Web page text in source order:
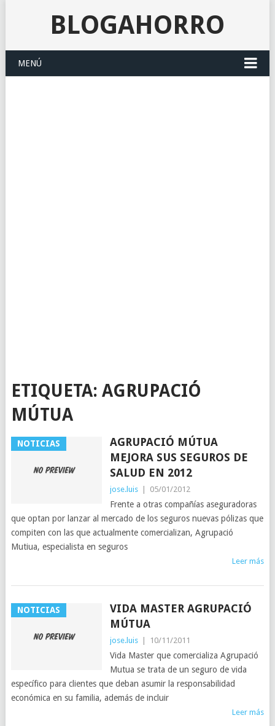
BLOGAHORRO
MENÚ
ETIQUETA: AGRUPACIÓ
MÚTUA
NOTICIAS
AGRUPACIÓ MÚTUA
MEJORA SUS SEGUROS DE
SALUD EN 2012
jose.luis 05/01/2012
Frente a otras compañías aseguradoras
que optan por lanzar al mercado de los seguros nuevas pólizas que
compiten con las que actualmente comercializan, Agrupació
Mutiua, especialista en seguros
Leer más
NOTICIAS
VIDA MASTER AGRUPACIÓ
MÚTUA
jose.luis 10/11/2011
Vida Master que comercializa Agrupació
Mutua se trata de un seguro de vida
específico para clientes que deban asumir la responsabilidad
económica en su familia, además de incluir
Leer más